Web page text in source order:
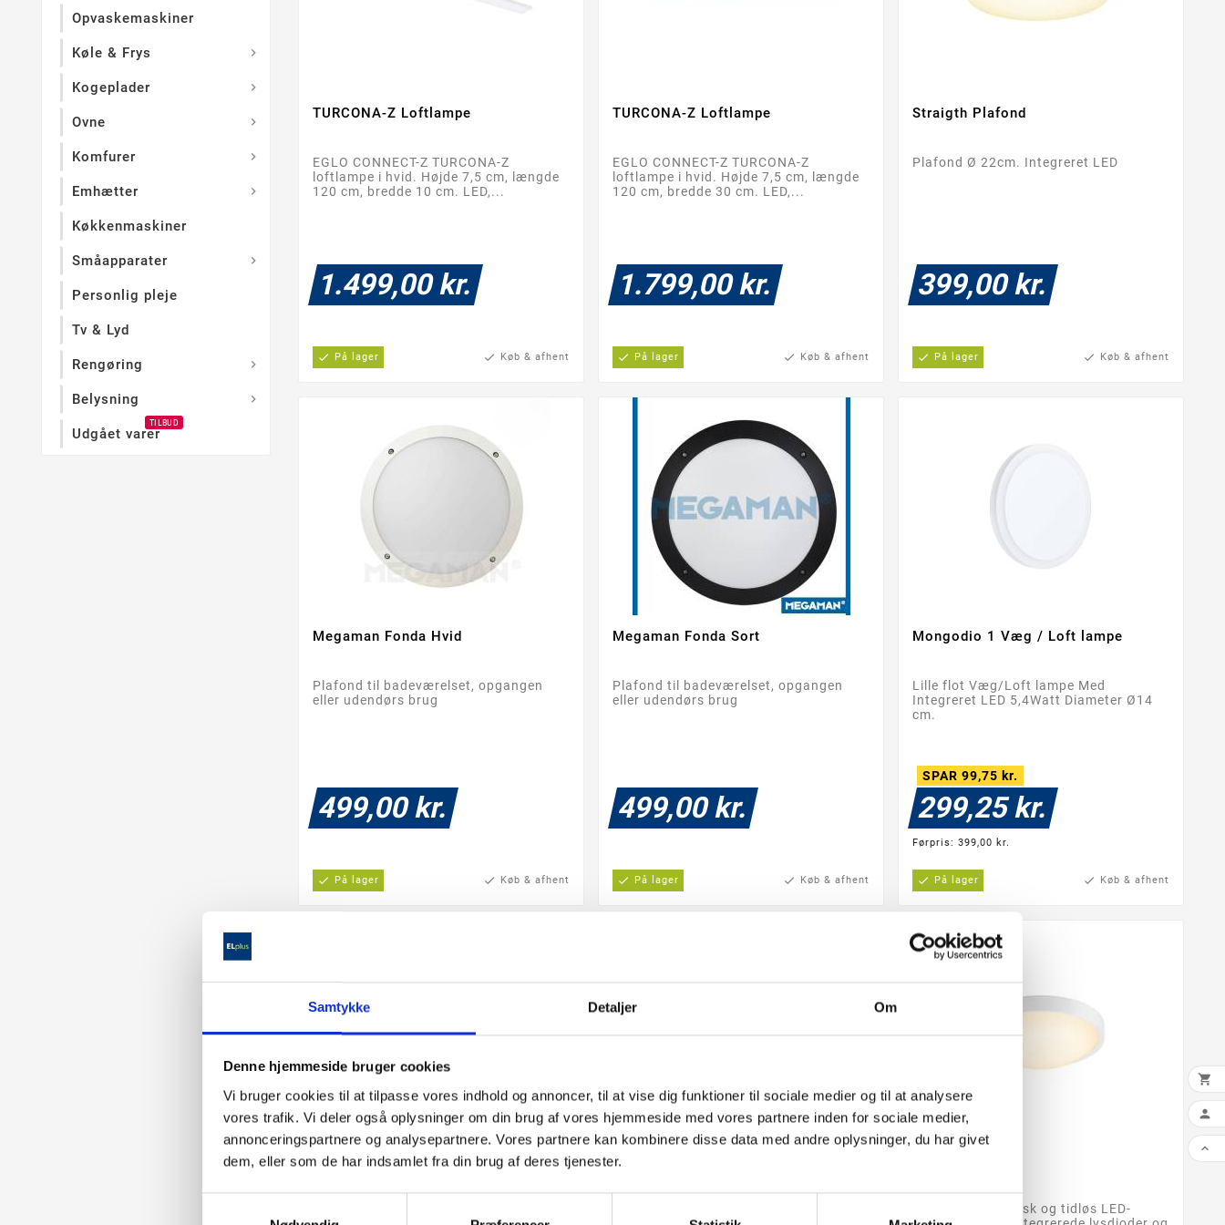
Samtykke Detaljer Om
Denne hjemmeside bruger cookies
Vi bruger cookies til at tilpasse vores indhold og annoncer, til at vise dig funktioner til sociale medier og til at analysere
vores trafik. Vi deler også oplysninger om din brug af vores hjemmeside med vores partnere inden for sociale medier,
annonceringspartnere og analysepartnere. Vores partnere kan kombinere disse data med andre oplysninger, du har givet
dem, eller som de har indsamlet fra din brug af deres tjenester.
Opvaskemaskiner
Køle & Frys 
Kogeplader 
Ovne 
Komfurer 
Emhætter 
Køkkenmaskiner
Småapparater 
Personlig pleje
Tv & Lyd
Rengøring 
Belysning 
Udgået varer
TILBUD

TURCONA-Z Loftlampe
EGLO CONNECT-Z TURCONA-Z
loftlampe i hvid. Højde 7,5 cm, længde
120 cm, bredde 10 cm. LED,...
1.499,00 kr.
check På lager check Køb & afhent

TURCONA-Z Loftlampe
EGLO CONNECT-Z TURCONA-Z
loftlampe i hvid. Højde 7,5 cm, længde
120 cm, bredde 30 cm. LED,...
1.799,00 kr.
check På lager check Køb & afhent
Straigth Plafond
Plafond Ø 22cm. Integreret LED
399,00 kr.
check På lager check Køb & afhent
Megaman Fonda Hvid
Plafond til badeværelset, opgangen
eller udendørs brug
499,00 kr.
check På lager check Køb & afhent
Megaman Fonda Sort
Plafond til badeværelset, opgangen
eller udendørs brug
499,00 kr.
check På lager check Køb & afhent

Mongodio 1 Væg / Loft lampe
Lille flot Væg/Loft lampe Med
Integreret LED 5,4Watt Diameter Ø14
cm.
SPAR 99,75 kr.
299,25 kr.
Førpris: 399,00 kr.
check På lager check Køb & afhent
 
LIGA LAURA Ø23 3 TRINS DÆMP
LIGA LIGHT LED Ø30 PLAFOND
Altus er en klassisk og tidløs LED-


